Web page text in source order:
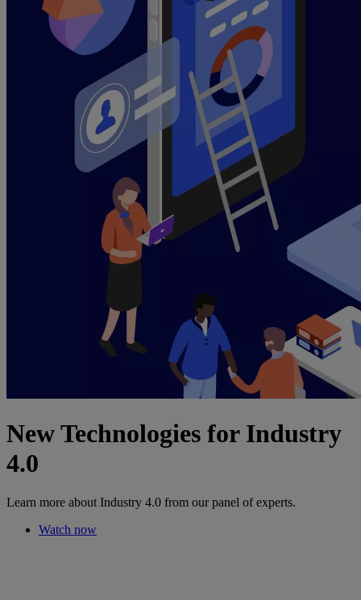
New Technologies for Industry
4.0
Learn more about Industry 4.0 from our panel of experts.
Watch now